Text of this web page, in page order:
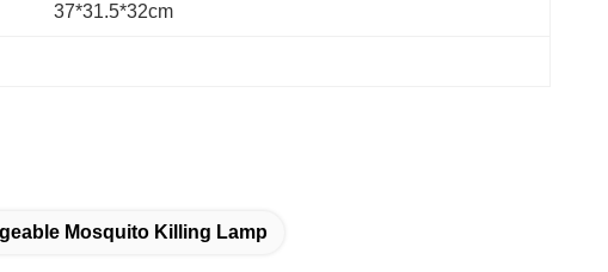
37*31.5*32cm
Mosquito Killing Lamp